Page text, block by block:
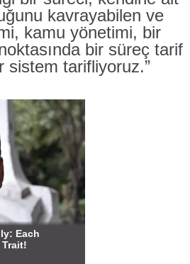
kavrayabilen ve
kamu yönetimi, bir
bir süreç tarif
sistem tarifliyoruz.”